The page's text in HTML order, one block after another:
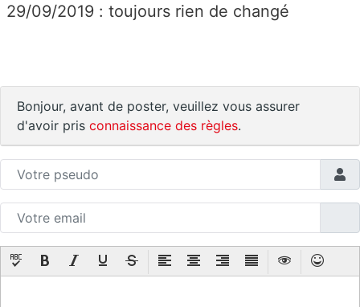
29/09/2019 : toujours rien de changé
Bonjour, avant de poster, veuillez vous assurer
d'avoir pris connaissance des règles.